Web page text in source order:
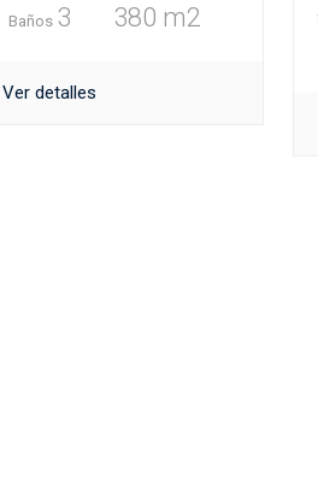
Baños 3 380 m2
Ver detalles